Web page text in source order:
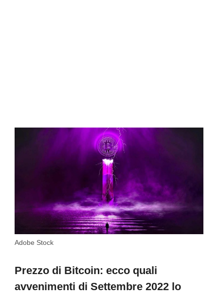
Adobe Stock
Prezzo di Bitcoin: ecco quali
avvenimenti di Settembre 2022 lo